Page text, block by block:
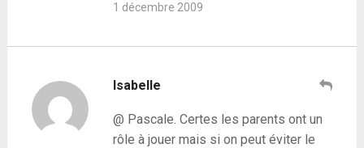
1 décembre 2009
Isabelle
@ Pascale. Certes les parents ont un
rôle à jouer mais si on peut éviter le